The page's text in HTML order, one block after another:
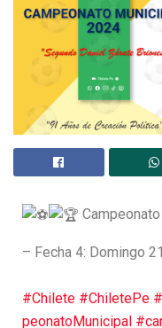
– Fecha 4: Domingo
#Chilete #ChiletePe
peonatoMunicipal